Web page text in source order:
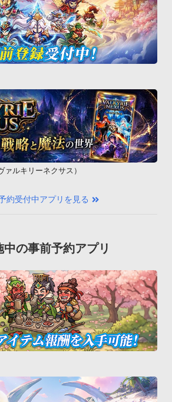
ルキリーネクサス）
約受付中アプリを見る
中の事前予約アプリ